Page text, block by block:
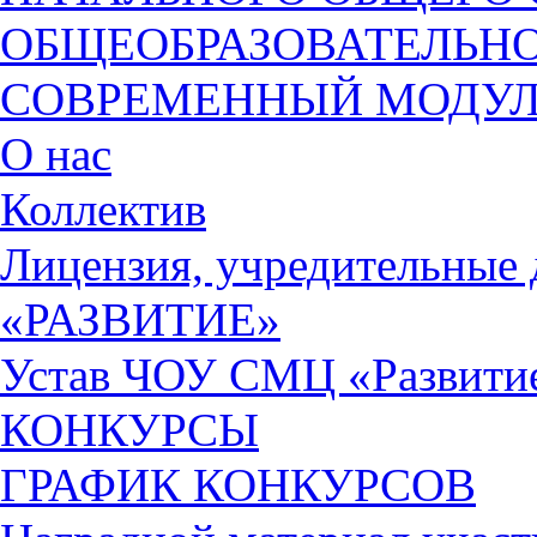
СОВРЕМЕННЫЙ
О нас
Коллектив
Лицензия,
«РАЗВИТИЕ»
Устав ЧОУ СМЦ
КОНКУРСЫ
ГРАФИК КОНКУРСОВ